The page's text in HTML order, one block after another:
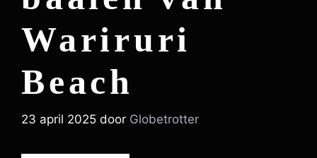
Wariruri
Beach
23 april 2025 door Globetrotter